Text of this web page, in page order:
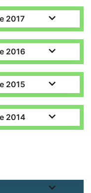
2017
2016
2015
2014